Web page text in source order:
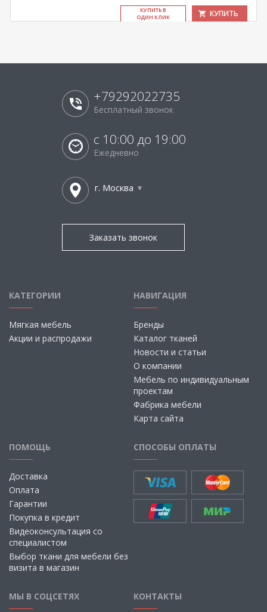
КУ­ПИТЬ В
ОДИН КЛИК
КУПИТЬ
+79292022735
Бесплатный звонок
с 10:00 до 19:00
Ежедневно
г. Москва
Заказать звонок
КАТЕГОРИИ
Мягкая мебель
Акции и распродажи
НАВИГАЦИЯ
Бренды
Каталог тканей
Новости и статьи
О компании
Мебель по индивидуальным
проектам
Фабрика мебели
Карта сайта
ПОМОЩЬ
Доставка
Оплата
Гарантии
Покупка в кредит
Видеоконсультация со
специалистом
Выбор ткани для мебели без
визита в магазин
СПОСОБЫ ОПЛАТЫ
МЫ В СОЦСЕТЯХ КОНТАКТЫ